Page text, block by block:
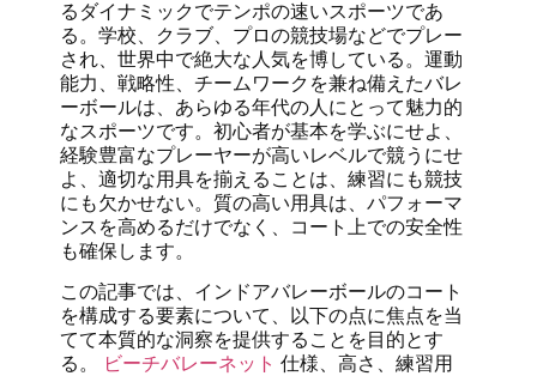
るダイナミックでテンポの速いスポーツであ
る。学校、クラブ、プロの競技場などでプレー
され、世界中で絶大な人気を博している。運動
能力、戦略性、チームワークを兼ね備えたバレ
ーボールは、あらゆる年代の人にとって魅力的
なスポーツです。初心者が基本を学ぶにせよ、
経験豊富なプレーヤーが高いレベルで競うにせ
よ、適切な用具を揃えることは、練習にも競技
にも欠かせない。質の高い用具は、パフォーマ
ンスを高めるだけでなく、コート上での安全性
も確保します。
この記事では、インドアバレーボールのコート
を構成する要素について、以下の点に焦点を当
てて本質的な洞察を提供することを目的とす
る。
ビーチバレーネット 仕様、高さ、練習用